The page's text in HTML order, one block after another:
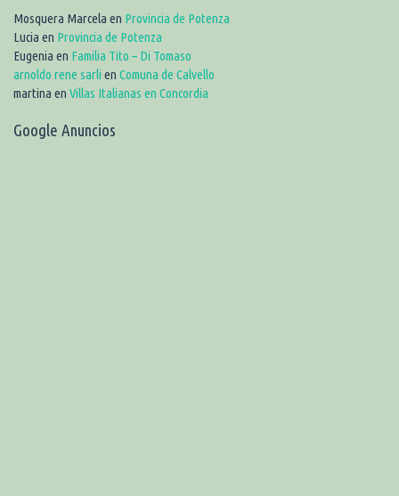
Mosquera Marcela en Provincia de Potenza
Lucia en Provincia de Potenza
Eugenia en Familia Tito – Di Tomaso
arnoldo rene sarli en Comuna de Calvello
martina en Villas Italianas en Concordia
Google Anuncios